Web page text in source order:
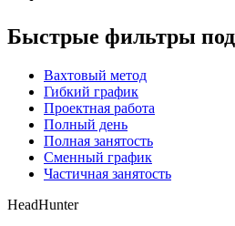
Быстрые фильтры
Вахтовый метод
Гибкий график
Проектная работа
Полный день
Полная занятость
Сменный график
Частичная занятость
HeadHunter